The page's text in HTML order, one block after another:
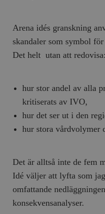
Arena idés granskning
skandaler som symbol
Det helt utan att redovisa:
hur stor andel av alla
kritiserats av IVO,
hur det ser ut i den
hur stora vårdvolymer
Det är alltså inte de fem
Idé väljer att lyfta som
omfattande
konsekvensanalyser.